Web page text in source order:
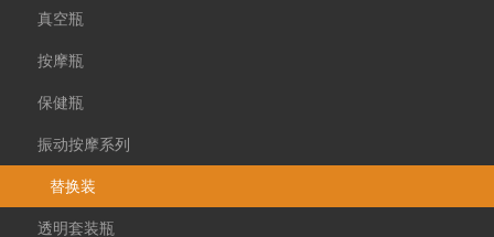
真空瓶
按摩瓶
保健瓶
振动按摩系列
替换装
透明套装瓶